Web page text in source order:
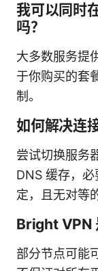
我可以同时
吗？
大多数服务提
于你购买的套
制。
如何解决连
尝试切换服务
DNS 缓存，
定，且无对等
Bright VPN
部分节点可能